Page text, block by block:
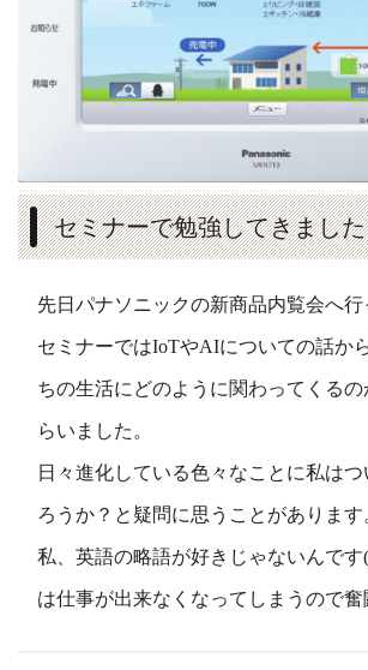
セミナーで勉強してきました
先日パナソニックの新商品内覧会へ行
セミナーではIoTやAIについての話か
ちの生活にどのように関わってくる
らいました。
日々進化している色々なことに私は
ろうか？と疑問に思うことがあります
私、英語の略語が好きじゃないんで
は仕事が出来なくなってしまうので奮